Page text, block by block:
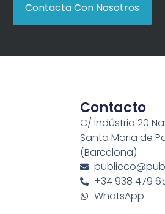
Contacta Con Nosotros
Contacto
C/ Indústria 20
Santa Maria de
(Barcelona)
+34 938 479
WhatsApp